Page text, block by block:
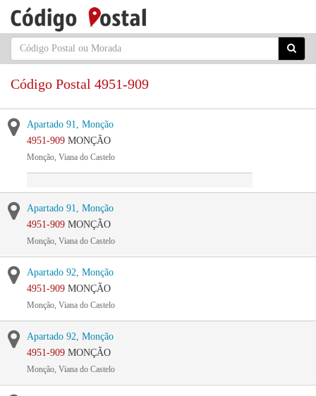
Código Postal 4951-909
Apartado 91, Monção
4951-909 MONÇÃO
Monção, Viana do Castelo
Apartado 91, Monção
4951-909 MONÇÃO
Monção, Viana do Castelo
Apartado 92, Monção
4951-909 MONÇÃO
Monção, Viana do Castelo
Apartado 92, Monção
4951-909 MONÇÃO
Monção, Viana do Castelo